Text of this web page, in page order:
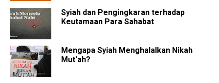
Syiah dan Pengingkaran terhadap
Keutamaan Para Sahabat
Mengapa Syiah Menghalalkan Nikah
Mut'ah?